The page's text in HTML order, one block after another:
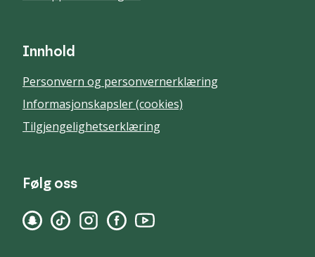
Innhold
Personvern og personvernerklæring
Informasjonskapsler (cookies)
Tilgjengelighetserklæring
Følg oss